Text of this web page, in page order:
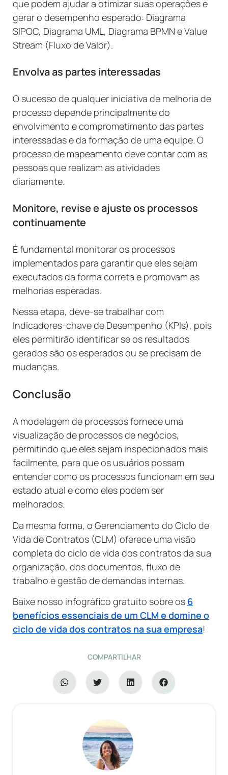
que podem ajudar a otimizar suas operações e
gerar o desempenho esperado: Diagrama
SIPOC, Diagrama UML, Diagrama BPMN e Value
Stream (Fluxo de Valor).
Envolva as partes interessadas
O sucesso de qualquer iniciativa de melhoria de
processo depende principalmente do
envolvimento e comprometimento das partes
interessadas e da formação de uma equipe. O
processo de mapeamento deve contar com as
pessoas que realizam as atividades
diariamente.
Monitore, revise e ajuste os processos
continuamente
É fundamental monitorar os processos
implementados para garantir que eles sejam
executados da forma correta e promovam as
melhorias esperadas.
Nessa etapa, deve-se trabalhar com
Indicadores-chave de Desempenho (KPIs), pois
eles permitirão identificar se os resultados
gerados são os esperados ou se precisam de
mudanças.
Conclusão
A modelagem de processos fornece uma
visualização de processos de negócios,
permitindo que eles sejam inspecionados mais
facilmente, para que os usuários possam
entender como os processos funcionam em seu
estado atual e como eles podem ser
melhorados.
Da mesma forma, o Gerenciamento do Ciclo de
Vida de Contratos (CLM) oferece uma visão
completa do ciclo de vida dos contratos da sua
organização, dos documentos, fluxo de
trabalho e gestão de demandas internas.
Baixe nosso infográfico gratuito sobre os 6
benefícios essenciais de um CLM e domine o
ciclo de vida dos contratos na sua empresa!
COMPARTILHAR